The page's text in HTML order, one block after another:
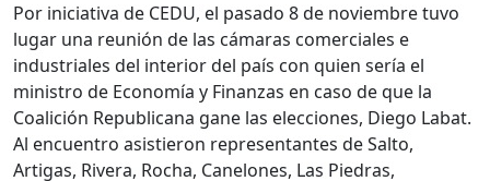
Por iniciativa de CEDU, el pasado 8 de noviembre tuvo
lugar una reunión de las cámaras comerciales e
industriales del interior del país con quien sería el
ministro de Economía y Finanzas en caso de que la
Coalición Republicana gane las elecciones, Diego Labat.
Al encuentro asistieron representantes de Salto,
Artigas, Rivera, Rocha, Canelones, Las Piedras,